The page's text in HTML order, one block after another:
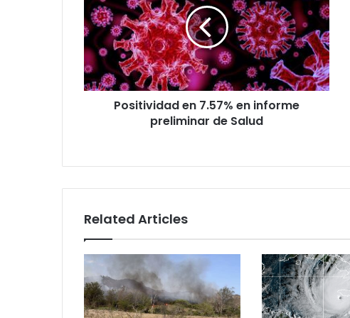
en
informe
preliminar
de
Salud
Positividad en 7.57% en informe
preliminar de Salud
Related Articles